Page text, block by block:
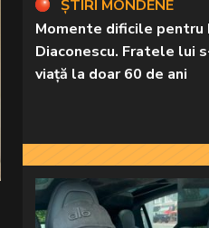
ȘTIRI MONDENE
Momente dificile pentru
Diaconescu. Fratele lui
viață la doar 60 de ani